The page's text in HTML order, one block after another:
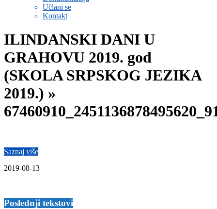
Učlani se
Kontakt
ILINDANSKI DANI U
GRAHOVU 2019. god
(SKOLA SRPSKOG JEZIKA
2019.) »
Saznaj više
2019-08-13
Poslednji tekstovi